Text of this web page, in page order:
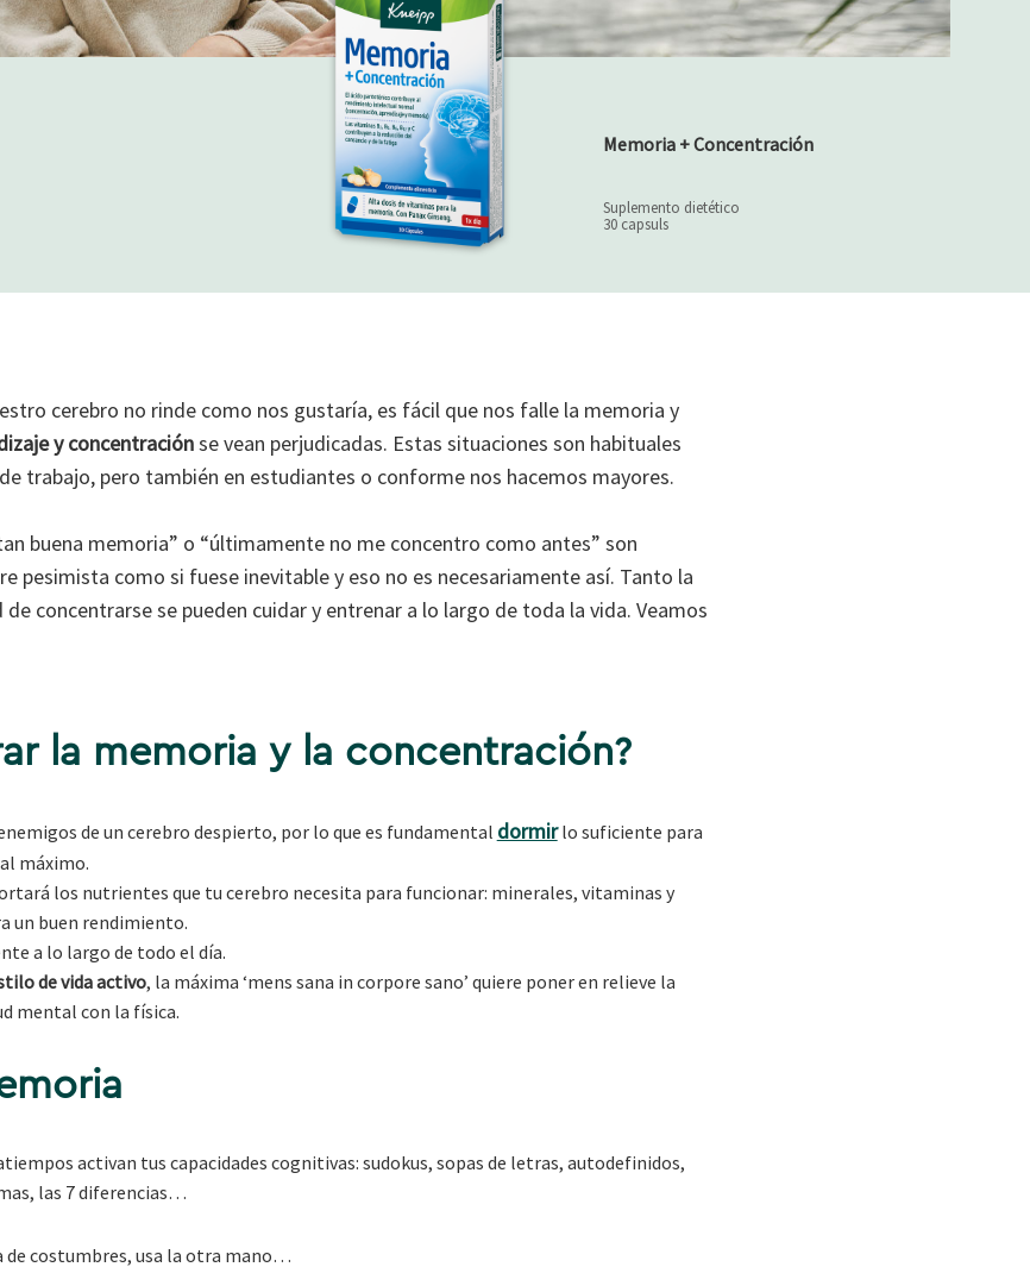
Memoria + Concentración
Suplemento dietético
30 capsuls
cerebro no rinde como nos gustaría, es fácil que nos falle la memoria y
y concentraciónse vean perjudicadas. Estas situaciones son habituales
trabajo, pero también en estudiantes o conforme nos hacemos mayores.
buena memoria” o “últimamente no me concentro como antes” son
pesimista como si fuese inevitable y eso no es necesariamente así. Tanto la
concentrarse se pueden cuidar y entrenar a lo largo de toda la vida. Veamos
la memoria y la concentración?
de un cerebro despierto, por lo que es fundamental dormirlo suficiente para
máximo.
los nutrientes que tu cerebro necesita para funcionar: minerales, vitaminas y
un buen rendimiento.
a lo largo de todo el día.
de vida activo, la máxima ‘mens sana in corpore sano’ quiere poner en relieve la
mental con la física.
activan tus capacidades cognitivas: sudokus, sopas de letras, autodefinidos,
las 7 diferencias…
de costumbres, usa la otra mano…